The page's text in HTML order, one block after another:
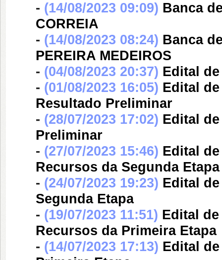
- (14/08/2023 09:09) Banca
CORREIA
- (14/08/2023 08:24) Banca
PEREIRA MEDEIROS
- (04/08/2023 20:37) Edital de
- (01/08/2023 16:05) Edital de
Resultado Preliminar
- (28/07/2023 17:02) Edital de
Preliminar
- (27/07/2023 15:46) Edital de
Recursos da Segunda Etapa
- (24/07/2023 19:23) Edital de
Segunda Etapa
- (19/07/2023 11:51) Edital de
Recursos da Primeira Etapa
- (14/07/2023 17:13) Edital de